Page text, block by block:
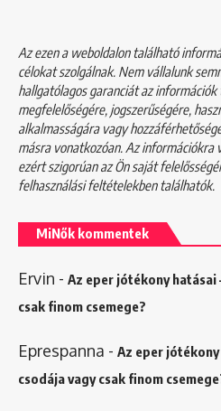
Az ezen a weboldalon található
célokat szolgálnak. Nem vállalunk
hallgatólagos garanciát az
megfelelőségére, jogszerűségére,
alkalmasságára vagy
másra vonatkozóan. Az információkra
ezért szigorúan az Ön saját
felhasználási feltételekbentalálhatók.
MiNők kommentek
Ervin - Az eper jótékony hatásai
csak finom csemege?
Eprespanna - Az eper jótékony
csodája vagy csak finom